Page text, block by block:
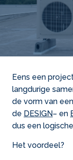
Eens een
langdurige
de vorm van
de DESIGN– en
dus een
Het voordeel?